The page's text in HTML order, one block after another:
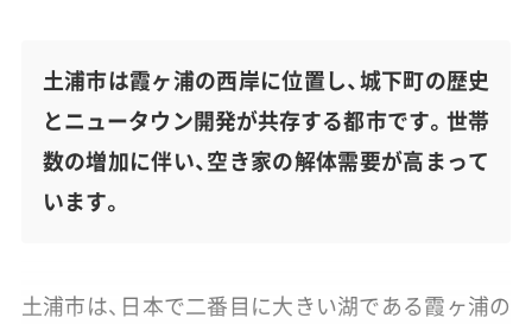
土浦市は霞ヶ浦の西岸に位置し、城下町の歴史
とニュータウン開発が共存する都市です。世帯
数の増加に伴い、空き家の解体需要が高まって
います。
土浦市は、日本で二番目に大きい湖である霞ヶ浦の